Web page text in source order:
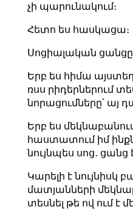
չի պարունակում։
Հետո ես հասկացա։
Սոցիալական
Երբ ես հիմա այստեղ
ռսս րիդերներում
նորացումները՝ այ
Երբ ես
հաստատում իմ
նույնպես սոց․ ցանց
Կարելի է նույնիսկ
մատյանների
տեսնել թե ով ում է